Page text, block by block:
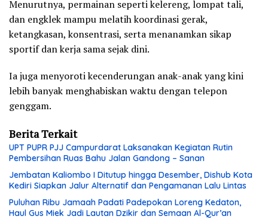
Menurutnya, permainan seperti kelereng, lompat tali,
dan engklek mampu melatih koordinasi gerak,
ketangkasan, konsentrasi, serta menanamkan sikap
sportif dan kerja sama sejak dini.
Ia juga menyoroti kecenderungan anak-anak yang kini
lebih banyak menghabiskan waktu dengan telepon
genggam.
Berita Terkait
UPT PUPR PJJ Campurdarat Laksanakan Kegiatan Rutin
Pembersihan Ruas Bahu Jalan Gandong – Sanan
Jembatan Kaliombo I Ditutup hingga Desember, Dishub Kota
Kediri Siapkan Jalur Alternatif dan Pengamanan Lalu Lintas
Puluhan Ribu Jamaah Padati Padepokan Loreng Kedaton,
Haul Gus Miek Jadi Lautan Dzikir dan Semaan Al-Qur’an